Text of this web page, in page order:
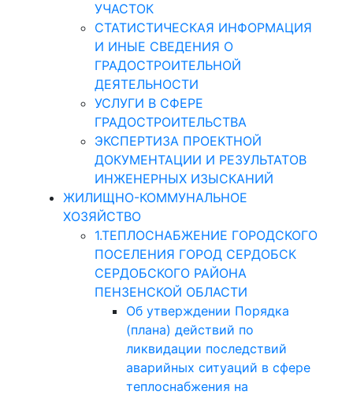
УЧАСТОК
СТАТИСТИЧЕСКАЯ ИНФОРМАЦИЯ
И ИНЫЕ СВЕДЕНИЯ О
ГРАДОСТРОИТЕЛЬНОЙ
ДЕЯТЕЛЬНОСТИ
УСЛУГИ В СФЕРЕ
ГРАДОСТРОИТЕЛЬСТВА
ЭКСПЕРТИЗА ПРОЕКТНОЙ
ДОКУМЕНТАЦИИ И РЕЗУЛЬТАТОВ
ИНЖЕНЕРНЫХ ИЗЫСКАНИЙ
ЖИЛИЩНО-КОММУНАЛЬНОЕ
ХОЗЯЙСТВО
1.ТЕПЛОСНАБЖЕНИЕ ГОРОДСКОГО
ПОСЕЛЕНИЯ ГОРОД СЕРДОБСК
СЕРДОБСКОГО РАЙОНА
ПЕНЗЕНСКОЙ ОБЛАСТИ
Об утверждении Порядка
(плана) действий по
ликвидации последствий
аварийных ситуаций в сфере
теплоснабжения на